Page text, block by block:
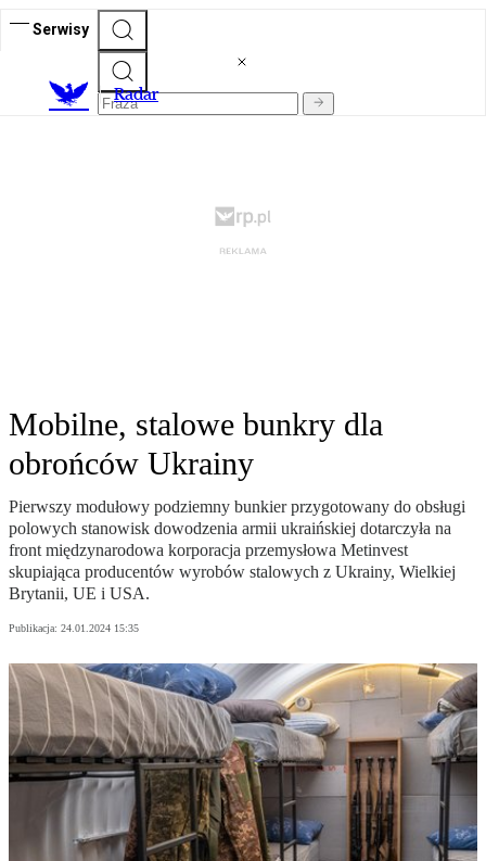
Serwisy
Radar
Mobilne, stalowe bunkry dla
obrońców Ukrainy
Pierwszy modułowy podziemny bunkier przygotowany do obsługi
polowych stanowisk dowodzenia armii ukraińskiej dotarczyła na
front międzynarodowa korporacja przemysłowa Metinvest
skupiająca producentów wyrobów stalowych z Ukrainy, Wielkiej
Brytanii, UE i USA.
Publikacja: 24.01.2024 15:35